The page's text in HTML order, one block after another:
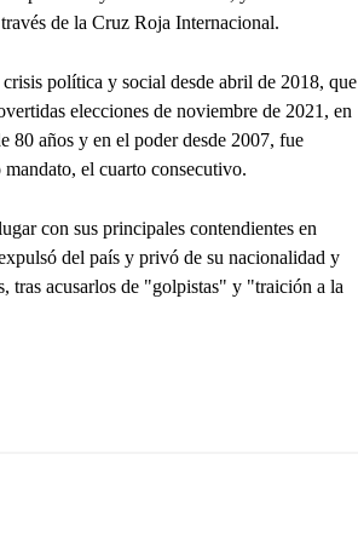
de la Cruz Roja Internacional.
política y social desde abril de 2018, que
elecciones de noviembre de 2021, en
80 años y en el poder desde 2007, fue
el cuarto consecutivo.
con sus principales contendientes en
del país y privó de su nacionalidad y
tras acusarlos de "golpistas" y "traición a la